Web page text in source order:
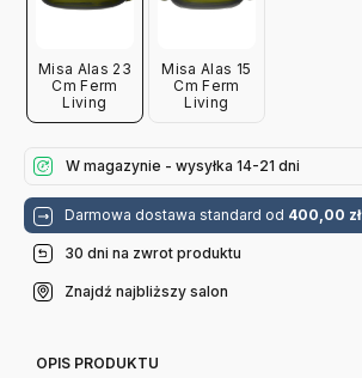
Misa Alas 23
Cm Ferm
Living
Misa Alas 15
Cm Ferm
Living
W magazynie - wysyłka 14-21 dni
Darmowa dostawa standard od 400,00 zł
30 dni na zwrot produktu
Znajdź najbliższy salon
OPIS PRODUKTU